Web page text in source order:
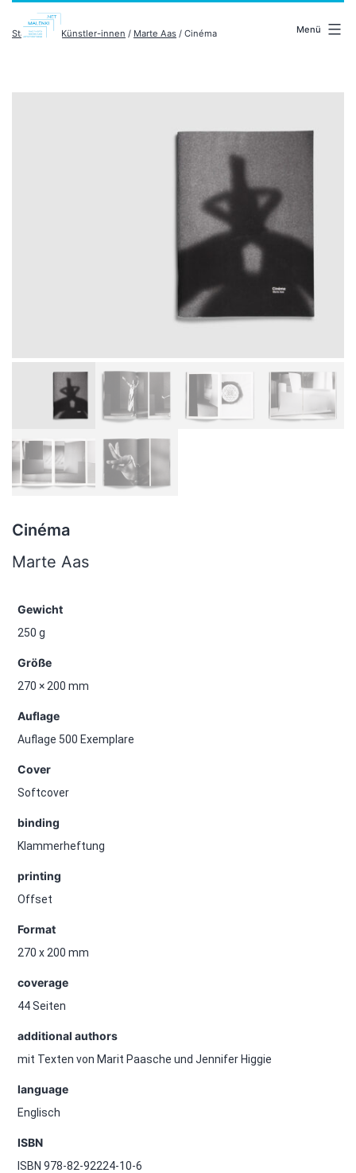
Inhalt
Menü
Startseite / Künstler-innen / Marte Aas / Cinéma
Cinéma
Marte Aas
Gewicht
250 g
Größe
270 × 200 mm
Auflage
Auflage 500 Exemplare
Cover
Softcover
binding
Klammerheftung
printing
Offset
Format
270 x 200 mm
coverage
44 Seiten
additional authors
mit Texten von Marit Paasche und Jennifer Higgie
language
Englisch
ISBN
ISBN 978-82-92224-10-6